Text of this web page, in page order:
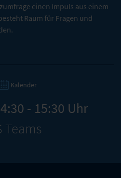
einen Impuls aus einem
Raum für Fragen und
Kalender
- 15:30 Uhr
Teams